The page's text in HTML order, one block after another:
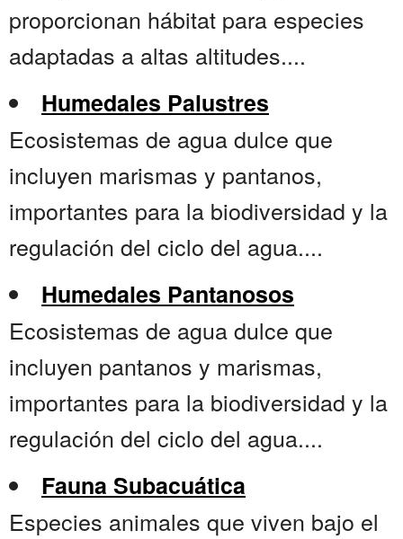
proporcionan hábitat para especies
adaptadas a altas altitudes....
Humedales Palustres
Ecosistemas de agua dulce que
incluyen marismas y pantanos,
importantes para la biodiversidad y la
regulación del ciclo del agua....
Humedales Pantanosos
Ecosistemas de agua dulce que
incluyen pantanos y marismas,
importantes para la biodiversidad y la
regulación del ciclo del agua....
Fauna Subacuática
Especies animales que viven bajo el